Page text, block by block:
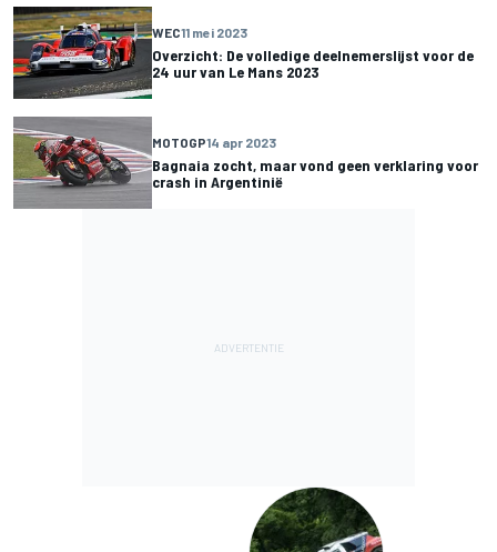
WEC11 mei 2023
Overzicht: De volledige deelnemerslijst voor de
24 uur van Le Mans 2023
MOTOGP14 apr 2023
Bagnaia zocht, maar vond geen verklaring voor
crash in Argentinië